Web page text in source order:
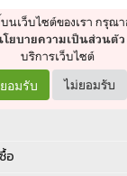
นินการต่อ
บนเว็บไซต์ของเรา กรุณ
ยบายความเป็นส่วนตัว
บริการเว็บไซต์
ยอมรับ ไม่ยอมรับ
อ